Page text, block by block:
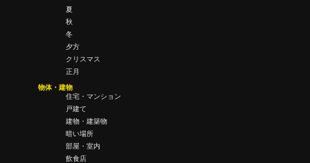
夏
秋
冬
夕方
クリスマス
正月
物体・建物
住宅・マンション
戸建て
建物・建築物
暗い場所
部屋・室内
飲食店